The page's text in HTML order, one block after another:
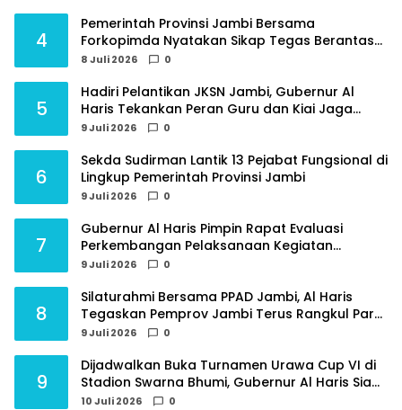
4
Pemerintah Provinsi Jambi Bersama
Forkopimda Nyatakan Sikap Tegas Berantas
Geng Motor
8 Juli 2026 0
5
Hadiri Pelantikan JKSN Jambi, Gubernur Al
Haris Tekankan Peran Guru dan Kiai Jaga
Moral Generasi Bangsa
9 Juli 2026 0
6
Sekda Sudirman Lantik 13 Pejabat Fungsional di
Lingkup Pemerintah Provinsi Jambi
9 Juli 2026 0
7
Gubernur Al Haris Pimpin Rapat Evaluasi
Perkembangan Pelaksanaan Kegiatan
Pembangunan Triwulan II TA 2026
9 Juli 2026 0
8
Silaturahmi Bersama PPAD Jambi, Al Haris
Tegaskan Pemprov Jambi Terus Rangkul Para
Purnawirawan
9 Juli 2026 0
9
Dijadwalkan Buka Turnamen Urawa Cup VI di
Stadion Swarna Bhumi, Gubernur Al Haris Siap
Berlaga Lawan Tim Urawa
10 Juli 2026 0